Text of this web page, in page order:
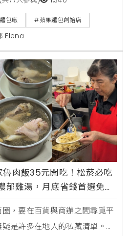
持，這種跨越半世紀的味道，
是數位內容中極具文化價值的
位美食愛好者親自探尋。
包廠 #蘋果麵包創始店
Elena
肉飯35元開吃！松菸必吃
郁雞湯，月底省錢首選免兩
，要在百貨與商辦之間尋覓平
是許多在地人的私藏清單。對